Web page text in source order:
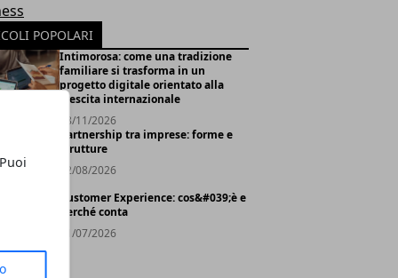
POPOLARI
Intimorosa: come una tradizione
familiare si trasforma in un
progetto digitale orientato alla
crescita internazionale
08/11/2026
Partnership tra imprese: forme e
strutture
02/08/2026
Customer Experience: cos&#039;è e
perché conta
31/07/2026